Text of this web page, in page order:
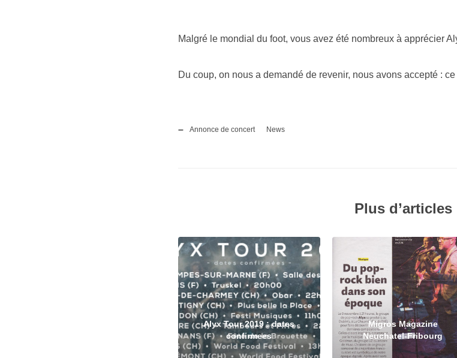
Malgré le mondial du foot, vous avez été nombreux à apprécier
Du coup, on nous a demandé de revenir, nous avons accepté :
Annonce de concert News
Plus d’articles
Alyx Tour 2019 : dates
confirmees
Migros Magazine
Neuchatel-Fribourg